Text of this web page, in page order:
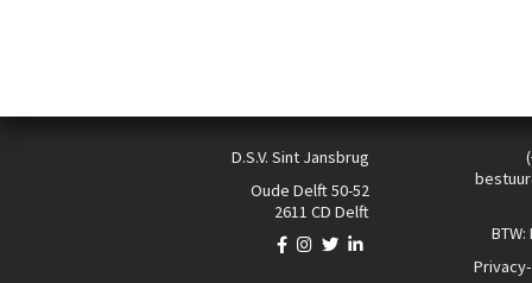
D.S.V. Sint Jansbrug
Oude Delft 50-52
2611 CD Delft